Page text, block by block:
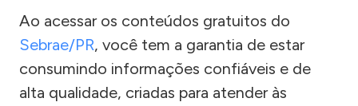
Ao acessar os conteúdos gratuitos do
Sebrae/PR, você tem a garantia de estar
consumindo informações confiáveis e de
alta qualidade, criadas para atender às